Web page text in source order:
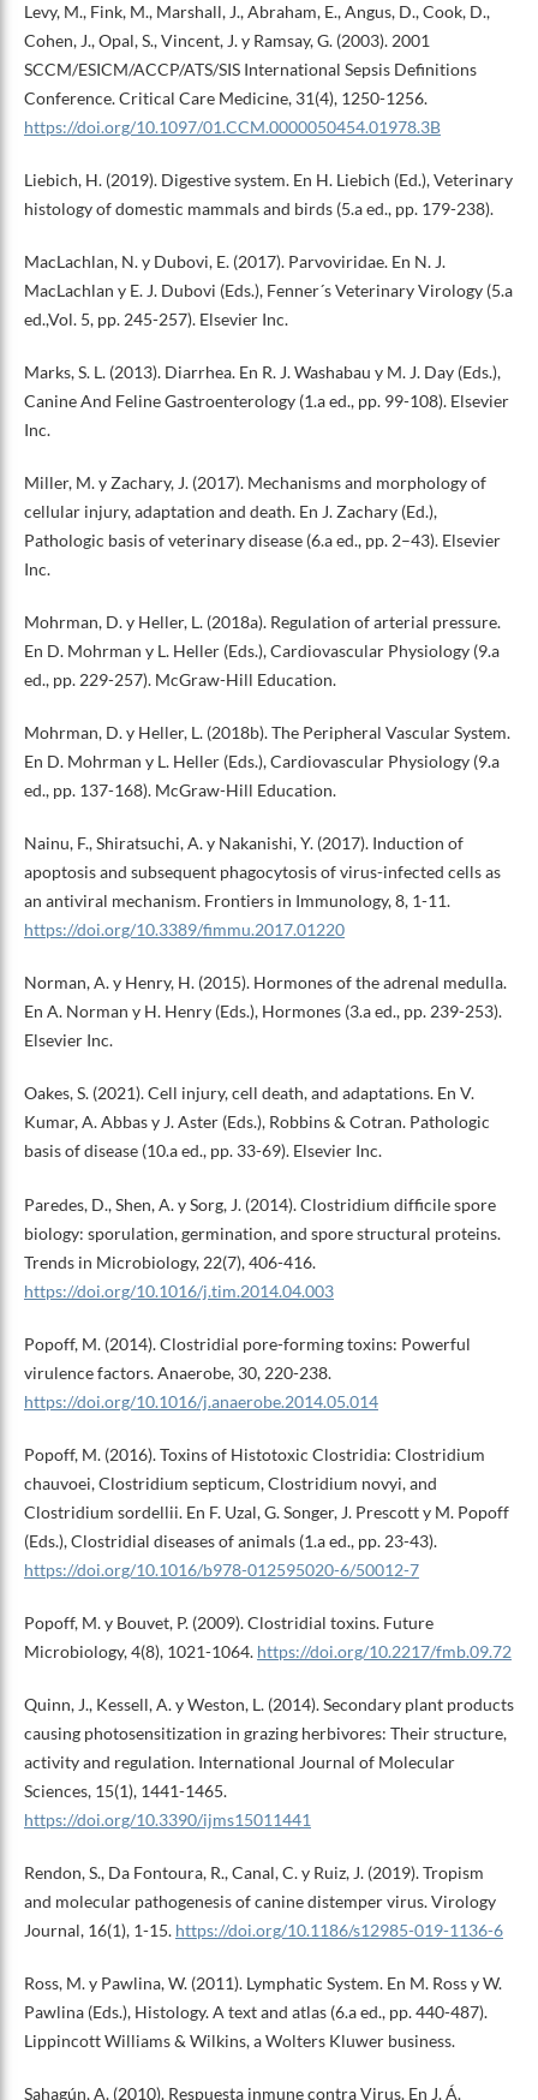
Levy, M., Fink, M., Marshall, J., Abraham, E., Angus, D., Cook, D.,
Cohen, J., Opal, S., Vincent, J. y Ramsay, G. (2003). 2001
SCCM/ESICM/ACCP/ATS/SIS International Sepsis Definitions
Conference. Critical Care Medicine, 31(4), 1250-1256.
https://doi.org/10.1097/01.CCM.0000050454.01978.3B
Liebich, H. (2019). Digestive system. En H. Liebich (Ed.), Veterinary
histology of domestic mammals and birds (5.a ed., pp. 179-238).
MacLachlan, N. y Dubovi, E. (2017). Parvoviridae. En N. J.
MacLachlan y E. J. Dubovi (Eds.), Fenner´s Veterinary Virology (5.a
ed.,Vol. 5, pp. 245-257). Elsevier Inc.
Marks, S. L. (2013). Diarrhea. En R. J. Washabau y M. J. Day (Eds.),
Canine And Feline Gastroenterology (1.a ed., pp. 99-108). Elsevier
Inc.
Miller, M. y Zachary, J. (2017). Mechanisms and morphology of
cellular injury, adaptation and death. En J. Zachary (Ed.),
Pathologic basis of veterinary disease (6.a ed., pp. 2–43). Elsevier
Inc.
Mohrman, D. y Heller, L. (2018a). Regulation of arterial pressure.
En D. Mohrman y L. Heller (Eds.), Cardiovascular Physiology (9.a
ed., pp. 229-257). McGraw-Hill Education.
Mohrman, D. y Heller, L. (2018b). The Peripheral Vascular System.
En D. Mohrman y L. Heller (Eds.), Cardiovascular Physiology (9.a
ed., pp. 137-168). McGraw-Hill Education.
Nainu, F., Shiratsuchi, A. y Nakanishi, Y. (2017). Induction of
apoptosis and subsequent phagocytosis of virus-infected cells as
an antiviral mechanism. Frontiers in Immunology, 8, 1-11.
https://doi.org/10.3389/fimmu.2017.01220
Norman, A. y Henry, H. (2015). Hormones of the adrenal medulla.
En A. Norman y H. Henry (Eds.), Hormones (3.a ed., pp. 239-253).
Elsevier Inc.
Oakes, S. (2021). Cell injury, cell death, and adaptations. En V.
Kumar, A. Abbas y J. Aster (Eds.), Robbins & Cotran. Pathologic
basis of disease (10.a ed., pp. 33-69). Elsevier Inc.
Paredes, D., Shen, A. y Sorg, J. (2014). Clostridium difficile spore
biology: sporulation, germination, and spore structural proteins.
Trends in Microbiology, 22(7), 406-416.
https://doi.org/10.1016/j.tim.2014.04.003
Popoff, M. (2014). Clostridial pore-forming toxins: Powerful
virulence factors. Anaerobe, 30, 220-238.
https://doi.org/10.1016/j.anaerobe.2014.05.014
Popoff, M. (2016). Toxins of Histotoxic Clostridia: Clostridium
chauvoei, Clostridium septicum, Clostridium novyi, and
Clostridium sordellii. En F. Uzal, G. Songer, J. Prescott y M. Popoff
(Eds.), Clostridial diseases of animals (1.a ed., pp. 23-43).
https://doi.org/10.1016/b978-012595020-6/50012-7
Popoff, M. y Bouvet, P. (2009). Clostridial toxins. Future
Microbiology, 4(8), 1021-1064. https://doi.org/10.2217/fmb.09.72
Quinn, J., Kessell, A. y Weston, L. (2014). Secondary plant products
causing photosensitization in grazing herbivores: Their structure,
activity and regulation. International Journal of Molecular
Sciences, 15(1), 1441-1465.
https://doi.org/10.3390/ijms15011441
Rendon, S., Da Fontoura, R., Canal, C. y Ruiz, J. (2019). Tropism
and molecular pathogenesis of canine distemper virus. Virology
Journal, 16(1), 1-15. https://doi.org/10.1186/s12985-019-1136-6
Ross, M. y Pawlina, W. (2011). Lymphatic System. En M. Ross y W.
Pawlina (Eds.), Histology. A text and atlas (6.a ed., pp. 440-487).
Lippincott Williams & Wilkins, a Wolters Kluwer business.
Sahagún, A. (2010). Respuesta inmune contra Virus. En J. Á.